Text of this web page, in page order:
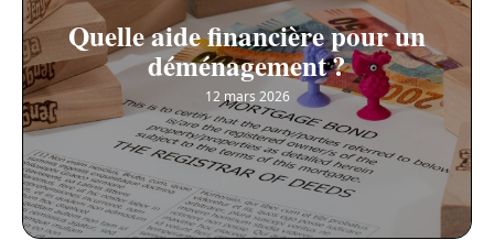
Quelle aide financière pour un
déménagement ?
12 mars 2026